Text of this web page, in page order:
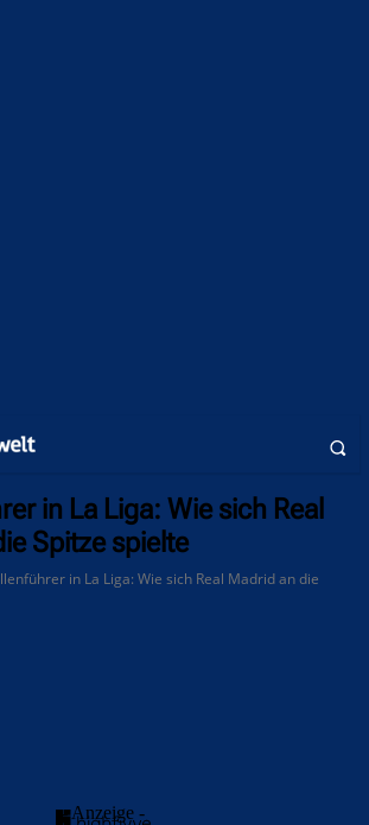
in La Liga: Wie sich Real
Spitze spielte
in La Liga: Wie sich Real Madrid an die
- Anzeige -